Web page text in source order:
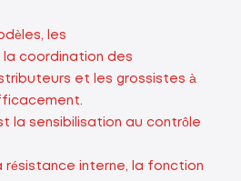
les
coordination des
et les grossistes à
la sensibilisation au contrôle
résistance interne, la fonction